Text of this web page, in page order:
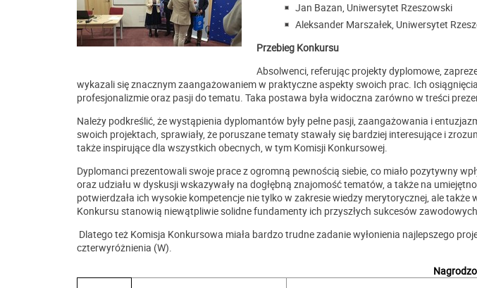
Jan Bazan, Uniwersytet Rzeszowski
Aleksander Marszałek, Uniwersytet
Przebieg Konkursu
Absolwenci, referując projekty dyplomowe,
wykazali się znacznym zaangażowaniem w praktyczne aspekty swoich prac. Ich
profesjonalizmie oraz pasji do tematu. Taka postawa była widoczna zarówno w treści
Należy podkreślić, że wystąpienia dyplomantów były pełne pasji, zaangażowania i
swoich projektach, sprawiały, że poruszane tematy stawały się bardziej interesujące i
także inspirujące dla wszystkich obecnych, w tym Komisji Konkursowej.
Dyplomanci prezentowali swoje prace z ogromną pewnością siebie, co miało pozytywny
oraz udziału w dyskusji wskazywały na dogłębną znajomość tematów, a także na
potwierdzała ich wysokie kompetencje nie tylko w zakresie wiedzy merytorycznej, ale
Konkursu stanowią niewątpliwie solidne fundamenty ich przyszłych sukcesów
Dlatego też Komisja Konkursowa miała bardzo trudne zadanie wyłonienia najlepszego
czterwyróżnienia (W).